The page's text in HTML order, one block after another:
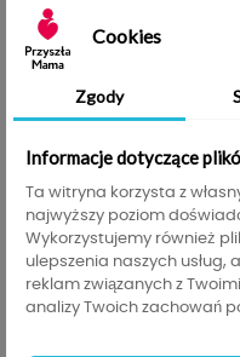
Opis Szczegóły
Każde dziecko marzy
Maltańczyk marki
kradnie serca od
puszysty i niezwykle
tworzenia
Cookies
Zgody
Informacje dotyczące
Ta witryna korzysta z
najwyższy poziom
Wykorzystujemy również
ulepszenia naszych
reklam związanych z
analizy Twoich zachowań